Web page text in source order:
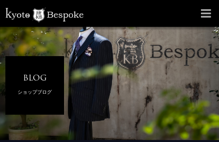
BLOG
ショップブログ